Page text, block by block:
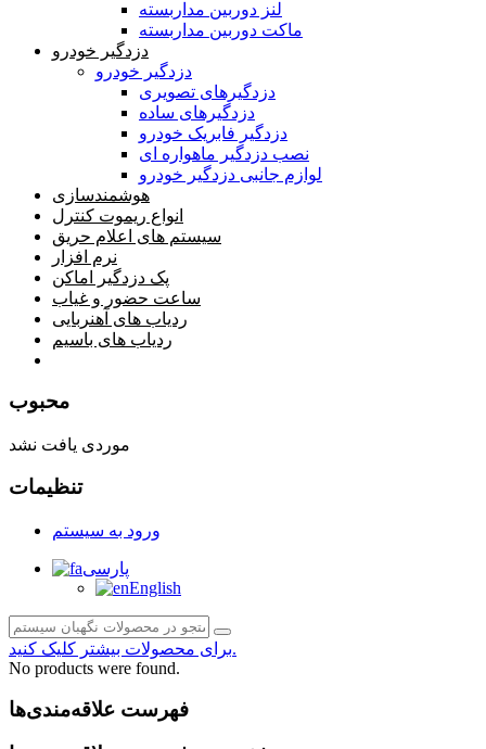
لنز دوربین مداربسته
ماکت دوربین مداربسته
دزدگیر خودرو
دزدگیر خودرو
دزدگیرهای تصویری
دزدگیرهای ساده
دزدگیر فابریک خودرو
نصب دزدگیر ماهواره ای
لوازم جانبی دزدگیر خودرو
هوشمندسازی
انواع ریموت کنترل
سیستم های اعلام حریق
نرم افزار
پک دزدگیر اماکن
ساعت حضور و غیاب
ردیاب های آهنربایی
ردیاب های باسیم
محبوب
موردی یافت نشد
تنظیمات
ورود به سیستم
پارسی
English
برای محصولات بیشتر کلیک کنید.
No products were found.
فهرست علاقه‌مندی‌ها